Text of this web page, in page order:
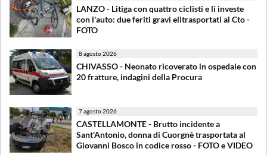
LANZO - Litiga con quattro ciclisti e li investe
con l'auto: due feriti gravi elitrasportati al Cto -
FOTO
8 agosto 2026
CHIVASSO - Neonato ricoverato in ospedale con
20 fratture, indagini della Procura
7 agosto 2026
CASTELLAMONTE - Brutto incidente a
Sant'Antonio, donna di Cuorgnè trasportata al
Giovanni Bosco in codice rosso - FOTO e VIDEO